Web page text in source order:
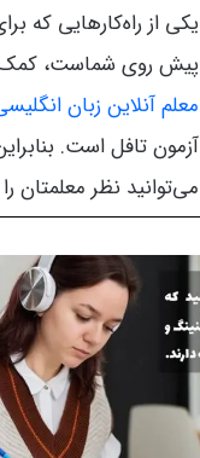
یکی از راه‌کارهایی که
پیش روی شماست، کمک
معلم آنلاین زبان
آزمون تافل است.
می‌توانید نظر معلمتان